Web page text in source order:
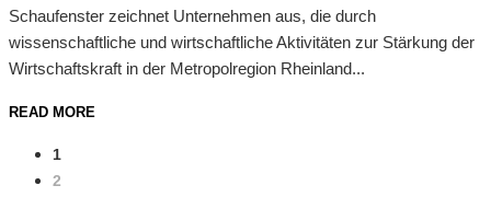
Schaufenster zeichnet Unternehmen aus, die durch
wissenschaftliche und wirtschaftliche Aktivitäten zur Stärkung der
Wirtschaftskraft in der Metropolregion Rheinland...
READ MORE
1
2